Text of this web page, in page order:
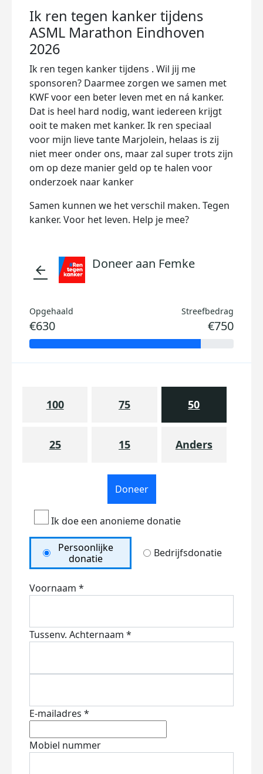
Ik ren tegen kanker tijdens
ASML Marathon Eindhoven
2026
Ik ren tegen kanker tijdens . Wil jij me
sponsoren? Daarmee zorgen we samen met
KWF voor een beter leven met en ná kanker.
Dat is heel hard nodig, want iedereen krijgt
ooit te maken met kanker. Ik ren speciaal
voor mijn lieve tante Marjolein, helaas is zij
niet meer onder ons, maar zal super trots zijn
om op deze manier geld op te halen voor
onderzoek naar kanker
Samen kunnen we het verschil maken. Tegen
kanker. Voor het leven. Help je mee?
arrow_back Doneer aan Femke
Opgehaald
€630
Streefbedrag
€750
100 75 50
25 15 Anders
Doneer
Ik doe een anonieme donatie
Persoonlijke
donatie
Bedrijfsdonatie
Voornaam *
Tussenv. Achternaam *
E-mailadres *
Mobiel nummer